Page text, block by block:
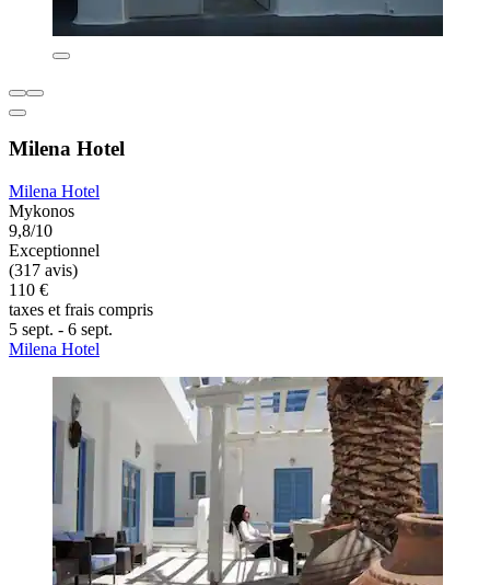
Milena Hotel
Milena Hotel
Mykonos
9,8/10
Exceptionnel
(317 avis)
110 €
taxes et frais compris
5 sept. - 6 sept.
Milena Hotel